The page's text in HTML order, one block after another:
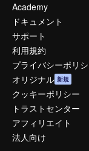
Academy
ドキュメント
サポート
利用規約
プライバシーポリ
オリジナル 新規
クッキーポリシー
トラストセンター
アフィリエイト
法人向け